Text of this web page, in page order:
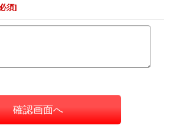
必須]
確認画面へ